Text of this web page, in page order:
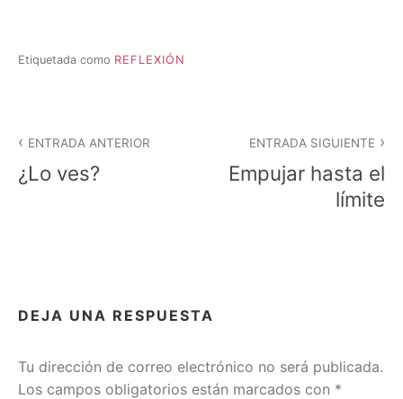
P
a
L
O
Etiquetada como REFLEXIÓN
de
ENTRADA ANTERIOR
¿Lo ves?
ENTRADA SIGUIENTE
Empujar hasta el
límite
DEJA UNA RESPUESTA
Tu dirección de correo electrónico no será publicada.
Los campos obligatorios están marcados con *